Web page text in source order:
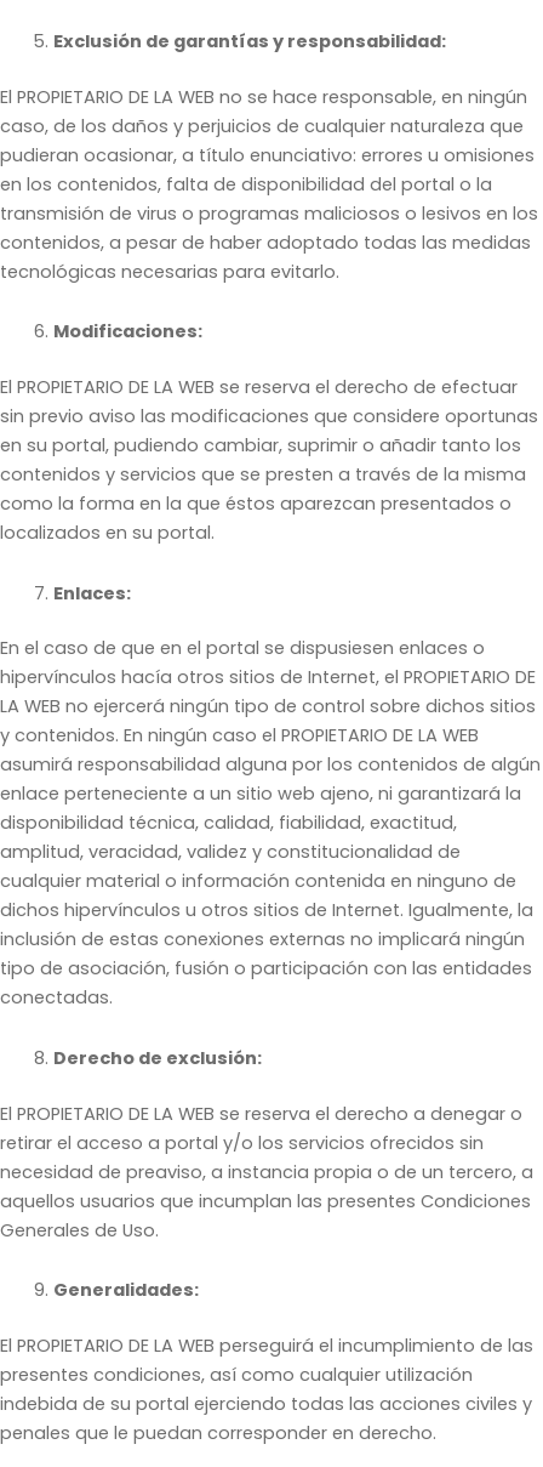
Exclusión de garantías y responsabilidad:
El PROPIETARIO DE LA WEB no se hace responsable, en ningún
caso, de los daños y perjuicios de cualquier naturaleza que
pudieran ocasionar, a título enunciativo: errores u omisiones
en los contenidos, falta de disponibilidad del portal o la
transmisión de virus o programas maliciosos o lesivos en los
contenidos, a pesar de haber adoptado todas las medidas
tecnológicas necesarias para evitarlo.
Modificaciones:
El PROPIETARIO DE LA WEB se reserva el derecho de efectuar
sin previo aviso las modificaciones que considere oportunas
en su portal, pudiendo cambiar, suprimir o añadir tanto los
contenidos y servicios que se presten a través de la misma
como la forma en la que éstos aparezcan presentados o
localizados en su portal.
Enlaces:
En el caso de que en el portal se dispusiesen enlaces o
hipervínculos hacía otros sitios de Internet, el PROPIETARIO DE
LA WEB no ejercerá ningún tipo de control sobre dichos sitios
y contenidos. En ningún caso el PROPIETARIO DE LA WEB
asumirá responsabilidad alguna por los contenidos de algún
enlace perteneciente a un sitio web ajeno, ni garantizará la
disponibilidad técnica, calidad, fiabilidad, exactitud,
amplitud, veracidad, validez y constitucionalidad de
cualquier material o información contenida en ninguno de
dichos hipervínculos u otros sitios de Internet. Igualmente, la
inclusión de estas conexiones externas no implicará ningún
tipo de asociación, fusión o participación con las entidades
conectadas.
Derecho de exclusión:
El PROPIETARIO DE LA WEB se reserva el derecho a denegar o
retirar el acceso a portal y/o los servicios ofrecidos sin
necesidad de preaviso, a instancia propia o de un tercero, a
aquellos usuarios que incumplan las presentes Condiciones
Generales de Uso.
Generalidades:
El PROPIETARIO DE LA WEB perseguirá el incumplimiento de las
presentes condiciones, así como cualquier utilización
indebida de su portal ejerciendo todas las acciones civiles y
penales que le puedan corresponder en derecho.